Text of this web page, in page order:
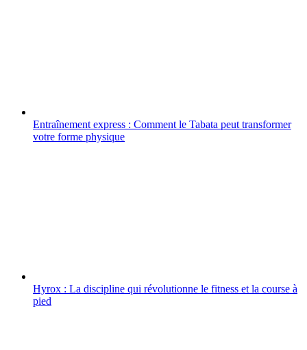
Entraînement express : Comment le Tabata peut transformer
votre forme physique
Hyrox : La discipline qui révolutionne le fitness et la course à
pied